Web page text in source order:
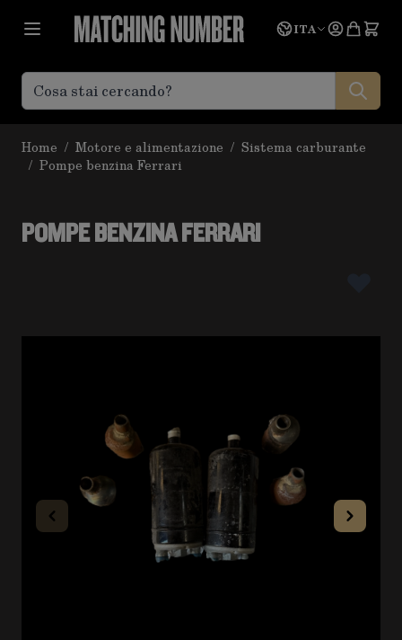
Lingua
ITA
Home / Motore e alimentazione / Sistema carburante
/ Pompe benzina Ferrari
POMPE BENZINA FERRARI